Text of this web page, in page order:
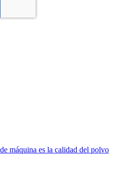
máquina es la calidad del polvo